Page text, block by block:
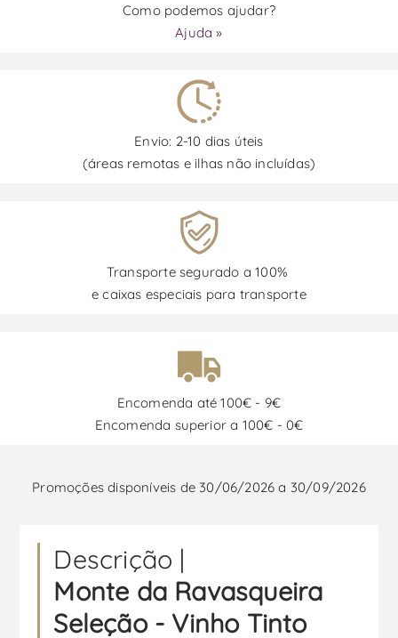
Como podemos ajudar?
Ajuda »
Envio: 2-10 dias úteis
(áreas remotas e ilhas não incluídas)
Transporte segurado a 100%
e caixas especiais para transporte
Encomenda até 100€ - 9€
Encomenda superior a 100€ - 0€
Promoções disponíveis de 30/06/2026 a 30/09/2026
Descrição |
Monte da Ravasqueira
Seleção - Vinho Tinto